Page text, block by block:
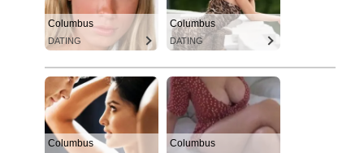
Columbus
DATING
Columbus
DATING
Columbus Columbus